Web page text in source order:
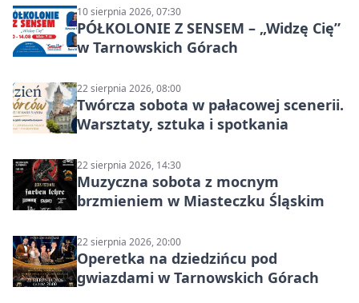
10 sierpnia 2026, 07:30
PÓŁKOLONIE Z SENSEM – „Widzę Cię”
w Tarnowskich Górach
22 sierpnia 2026, 08:00
Twórcza sobota w pałacowej scenerii.
Warsztaty, sztuka i spotkania
22 sierpnia 2026, 14:30
Muzyczna sobota z mocnym
brzmieniem w Miasteczku Śląskim
22 sierpnia 2026, 20:00
Operetka na dziedzińcu pod
gwiazdami w Tarnowskich Górach